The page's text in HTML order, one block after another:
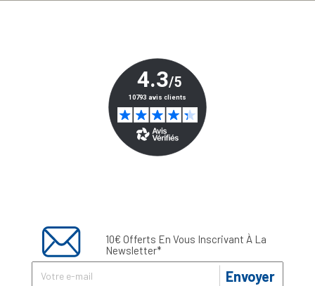
10€ Offerts En Vous Inscrivant À La
Newsletter*
Envoyer